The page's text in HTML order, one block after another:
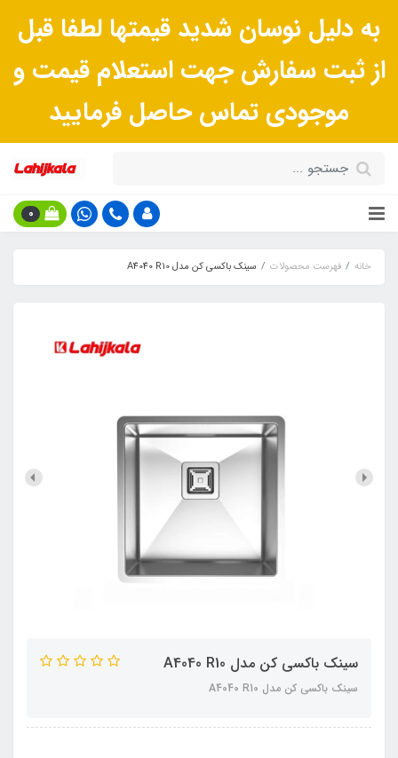
به دلیل نوسان شدید قیمتها لطفا قبل
از ثبت سفارش جهت استعلام قیمت و
موجودی تماس حاصل فرمایید
0
خانه فهرست محصولات سینک باکسی کن مدل A4040 R10
سینک باکسی کن مدل A4040 R10
سینک باکسی کن مدل A4040 R10